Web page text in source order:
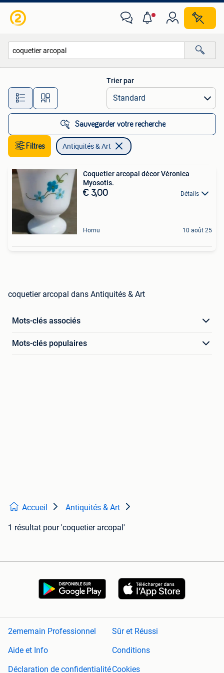
Toutes les distances…
Trier par
Sauvegarder votre recherche
Filtres Antiquités & Art
Coquetier arcopal décor Véronica
Myosotis.
€ 3,00 Détails
Hornu 10 août 25
coquetier arcopal dans Antiquités & Art
Mots-clés associés
Mots-clés populaires
Accueil Antiquités & Art
1 résultat pour 'coquetier arcopal'
2ememain Professionnel
Sûr et Réussi
Aide et Info
Conditions
Déclaration de confidentialitéCookies